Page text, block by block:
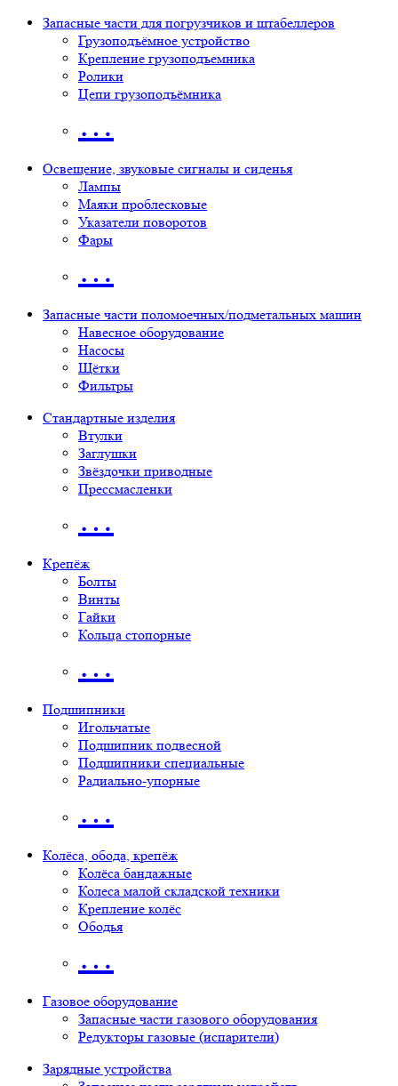
Запасные части для погрузчиков и штабеллеров
Грузоподъёмное устройство
Крепление грузоподъемника
Ролики
Цепи грузоподъёмника
…
Освещение, звуковые сигналы и сиденья
Лампы
Маяки проблесковые
Указатели поворотов
Фары
…
Запасные части поломоечных/подметальных машин
Навесное оборудование
Насосы
Щётки
Фильтры
Стандартные изделия
Втулки
Заглушки
Звёздочки приводные
Прессмасленки
…
Крепёж
Болты
Винты
Гайки
Кольца стопорные
…
Подшипники
Игольчатые
Подшипник подвесной
Подшипники специальные
Радиально-упорные
…
Колёса, обода, крепёж
Колёса бандажные
Колеса малой складской техники
Крепление колёс
Ободья
…
Газовое оборудование
Запасные части газового оборудования
Редукторы газовые (испарители)
Зарядные устройства